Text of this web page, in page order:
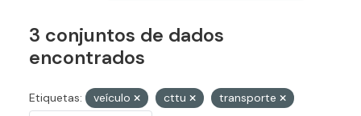
3 conjuntos de dados
encontrados
Etiquetas: veículo cttu
transporte